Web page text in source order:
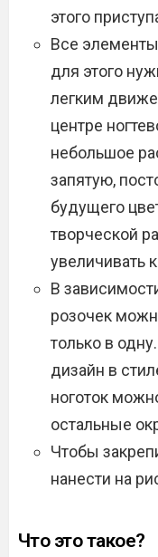
этого
Все
для этого
легким
центре
небольшое
запятую,
будущего
творческой
увеличивать
В
розочек
только в
дизайн в
ноготок
остальные
Чтобы
нанести на
Что это такое?